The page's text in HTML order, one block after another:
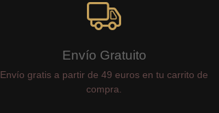
Envío Gratuito
Envío gratis a partir de 49 euros en tu carrito de
compra.